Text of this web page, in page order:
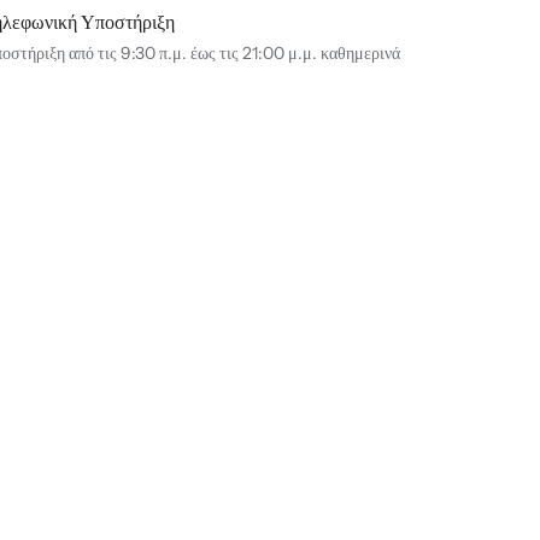
Υποστήριξη
από τις 9:30 π.μ. έως τις 21:00 μ.μ. καθημερινά